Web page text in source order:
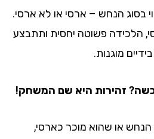
בסוג הנחש – ארסי או לא ארסי.
הלכידה פשוטה יחסית ותתבצע
מוגנות.
זהירות היא שם המשחק!
הנחש או שהוא מוכר כארסי,